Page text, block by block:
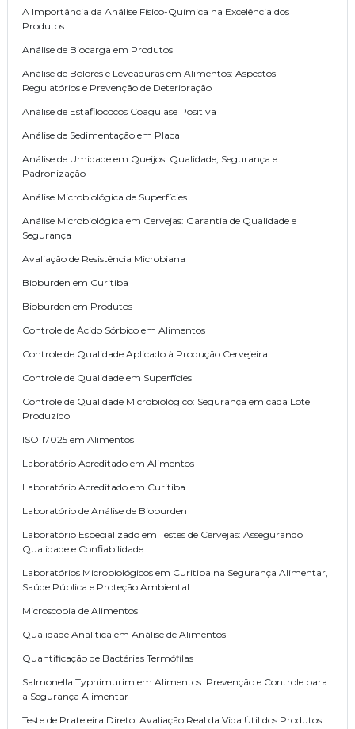
A Importância da Análise Físico-Química na Excelência dos
Produtos
Análise de Biocarga em Produtos
Análise de Bolores e Leveaduras em Alimentos: Aspectos
Regulatórios e Prevenção de Deterioração
Análise de Estafilococos Coagulase Positiva
Análise de Sedimentação em Placa
Análise de Umidade em Queijos: Qualidade, Segurança e
Padronização
Análise Microbiológica de Superfícies
Análise Microbiológica em Cervejas: Garantia de Qualidade e
Segurança
Avaliação de Resistência Microbiana
Bioburden em Curitiba
Bioburden em Produtos
Controle de Ácido Sórbico em Alimentos
Controle de Qualidade Aplicado à Produção Cervejeira
Controle de Qualidade em Superfícies
Controle de Qualidade Microbiológico: Segurança em cada Lote
Produzido
ISO 17025 em Alimentos
Laboratório Acreditado em Alimentos
Laboratório Acreditado em Curitiba
Laboratório de Análise de Bioburden
Laboratório Especializado em Testes de Cervejas: Assegurando
Qualidade e Confiabilidade
Laboratórios Microbiológicos em Curitiba na Segurança Alimentar,
Saúde Pública e Proteção Ambiental
Microscopia de Alimentos
Qualidade Analítica em Análise de Alimentos
Quantificação de Bactérias Termófilas
Salmonella Typhimurim em Alimentos: Prevenção e Controle para
a Segurança Alimentar
Teste de Prateleira Direto: Avaliação Real da Vida Útil dos Produtos